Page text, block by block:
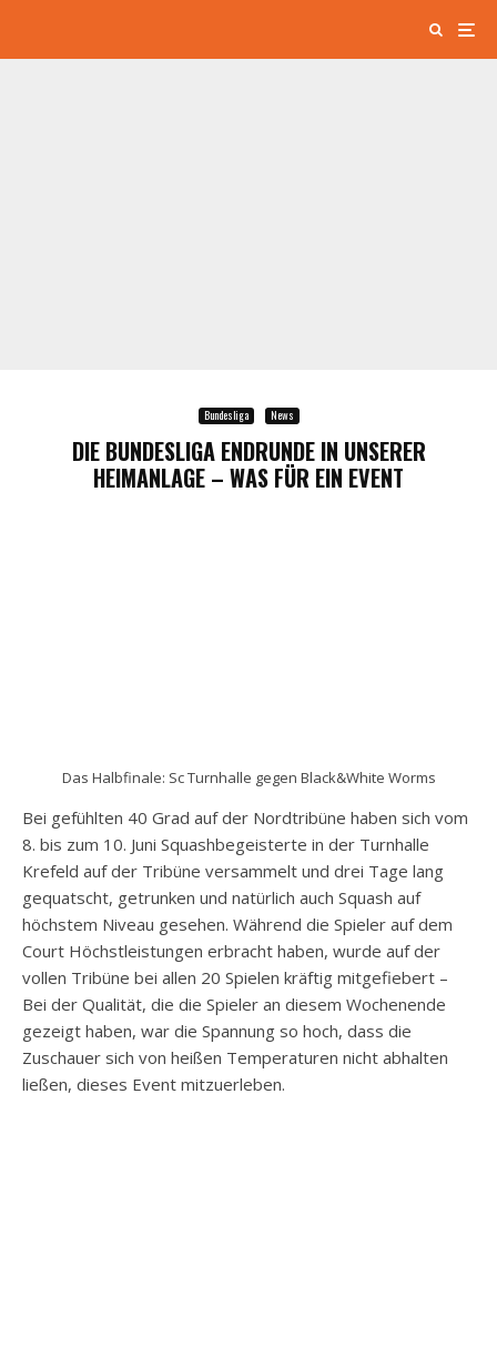
Bundesliga News
DIE BUNDESLIGA ENDRUNDE IN UNSERER
HEIMANLAGE – WAS FÜR EIN EVENT
Das Halbfinale: Sc Turnhalle gegen Black&White Worms
Bei gefühlten 40 Grad auf der Nordtribüne haben sich vom
8. bis zum 10. Juni Squashbegeisterte in der Turnhalle
Krefeld auf der Tribüne versammelt und drei Tage lang
gequatscht, getrunken und natürlich auch Squash auf
höchstem Niveau gesehen. Während die Spieler auf dem
Court Höchstleistungen erbracht haben, wurde auf der
vollen Tribüne bei allen 20 Spielen kräftig mitgefiebert –
Bei der Qualität, die die Spieler an diesem Wochenende
gezeigt haben, war die Spannung so hoch, dass die
Zuschauer sich von heißen Temperaturen nicht abhalten
ließen, dieses Event mitzuerleben.